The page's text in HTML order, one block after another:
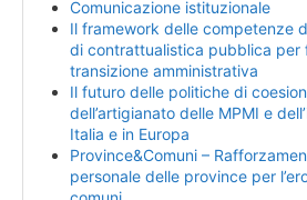
Comunicazione istituzionale
Il framework delle competenze
di contrattualistica pubblica per
transizione amministrativa
Il futuro delle politiche di
dell’artigianato delle MPMI e
Italia e in Europa
Province&Comuni –
personale delle province per